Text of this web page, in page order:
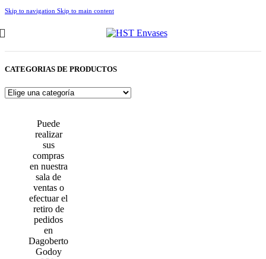
Skip to navigation Skip to main content
CATEGORIAS DE PRODUCTOS
Puede
realizar
sus
compras
en nuestra
sala de
ventas o
efectuar el
retiro de
pedidos
en
Dagoberto
Godoy